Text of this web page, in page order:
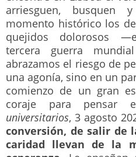
arriesguen, busquen
momento histórico los
quejidos dolorosos
tercera guerra
abrazamos el riesgo de
una agonía, sino en un
comienzo de un gran
coraje para pensar
universitarios, 3 agosto
conversión, de salir de
caridad llevan de la